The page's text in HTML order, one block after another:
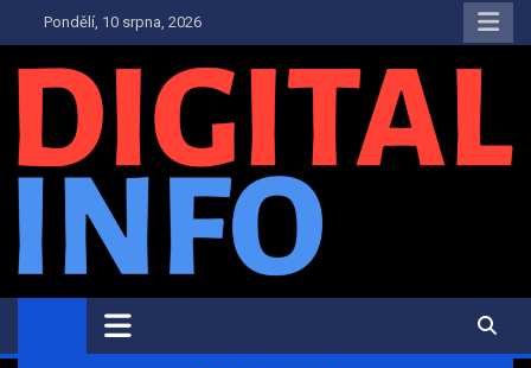
to
content
Pondělí, 10 srpna, 2026
Digital-Info.cz
Zpravodajství, informace a novinky